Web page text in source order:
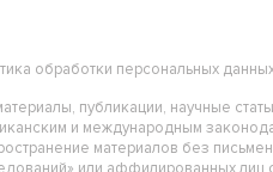
обработки персональных
публикации, научные
и международным
материалов без